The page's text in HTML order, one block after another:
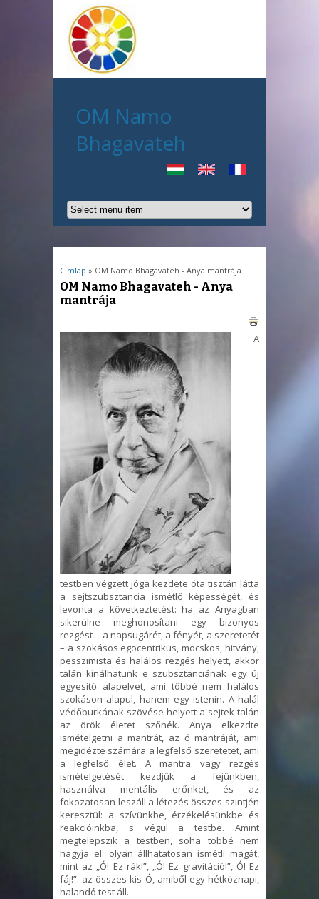
OM Namo
Bhagavateh
Jelenlegi hely
Címlap » OM Namo Bhagavateh - Anya mantrája
OM Namo Bhagavateh - Anya
mantrája
A
testben végzett jóga kezdete óta tisztán látta
a sejtszubsztancia ismétlő képességét, és
levonta a következtetést: ha az Anyagban
sikerülne meghonosítani egy bizonyos
rezgést – a napsugárét, a fényét, a szeretetét
– a szokásos egocentrikus, mocskos, hitvány,
pesszimista és halálos rezgés helyett, akkor
talán kínálhatunk e szubsztanciának egy új
egyesítő alapelvet, ami többé nem halálos
szokáson alapul, hanem egy istenin. A halál
védőburkának szövése helyett a sejtek talán
az örök életet szőnék. Anya elkezdte
ismételgetni a mantrát, az ő mantráját, ami
megidézte számára a legfelső szeretetet, ami
a legfelső élet. A mantra vagy rezgés
ismételgetését kezdjük a fejünkben,
használva mentális erőnket, és az
fokozatosan leszáll a létezés összes szintjén
keresztül: a szívünkbe, érzékelésünkbe és
reakcióinkba, s végül a testbe. Amint
megtelepszik a testben, soha többé nem
hagyja el: olyan állhatatosan ismétli magát,
mint az „Ó! Ez rák!”, „Ó! Ez gravitáció!”, Ó! Ez
fáj!”: az összes kis Ó, amiből egy hétköznapi,
halandó test áll.